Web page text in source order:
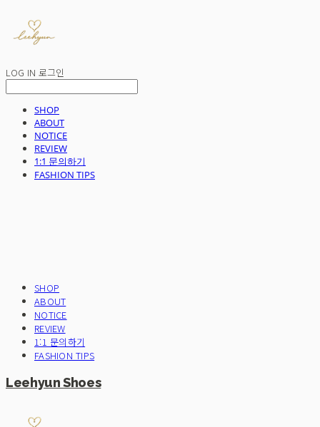
LOG IN 로그인
SHOP
ABOUT
NOTICE
REVIEW
1:1 문의하기
FASHION TIPS
SHOP
ABOUT
NOTICE
REVIEW
1:1 문의하기
FASHION TIPS
Leehyun Shoes